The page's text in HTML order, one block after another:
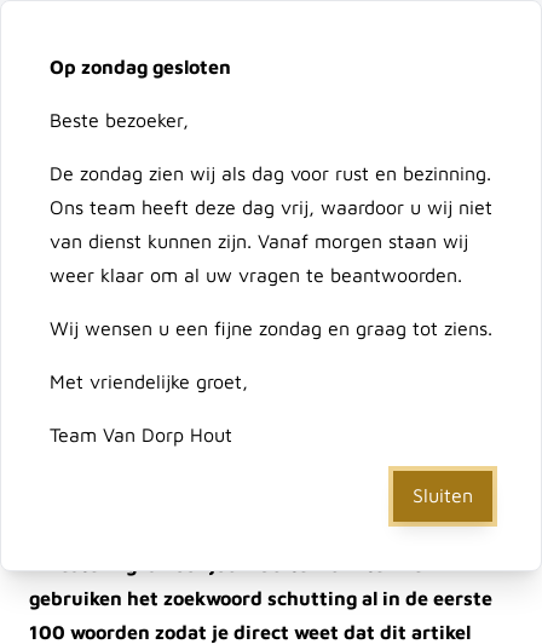
Op zondag gesloten
Beste bezoeker,
De zondag zien wij als dag voor rust en bezinning.
Ons team heeft deze dag vrij, waardoor u wij niet
van dienst kunnen zijn. Vanaf morgen staan wij
weer klaar om al uw vragen te beantwoorden.
Wij wensen u een fijne zondag en graag tot ziens.
Met vriendelijke groet,
Team Van Dorp Hout
Sluiten
Ga naar de inhoud
Doorzoek de hele winkel
Kies voor een schutting: de perfecte afscheiding voor
Wil je een mooie én functionele schutting in je tuin?
Dan ben je hier aan het juiste adres! In deze tekst
leggen we uitgebreid uit wat een schutting is, welke
soorten je kunt kiezen en waarom het een slimme
gebruiken het zoekwoord schutting al in de eerste
100 woorden zodat je direct weet dat dit artikel